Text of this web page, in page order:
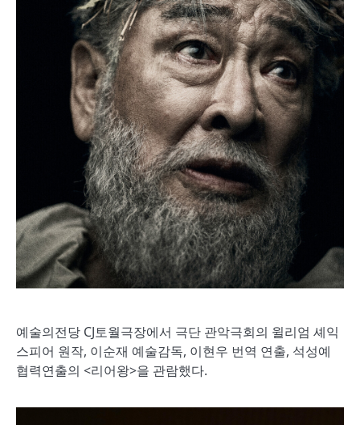
예술의전당 CJ토월극장에서 극단 관악극회의 윌리엄 셰익
스피어 원작, 이순재 예술감독, 이현우 번역 연출, 석성예
협력연출의 <리어왕>을 관람했다.